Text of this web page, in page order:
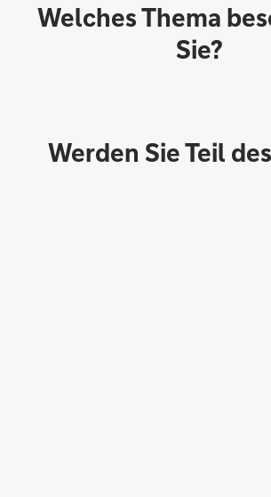
Welches Thema
Sie?
Werden Sie Teil